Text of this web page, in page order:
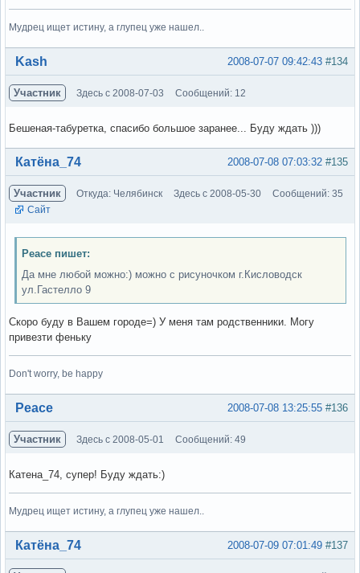
Мудрец ищет истину, а глупец уже нашел..
Вне форума #134
2008-07-07 09:42:43
Kash
Участник Здесь с 2008-07-03 Сообщений: 12
Бешеная-табуретка, спасибо большое заранее... Буду ждать )))
Вне форума #135
2008-07-08 07:03:32
Катёна_74
Участник Откуда: Челябинск Здесь с 2008-05-30
Сообщений: 35
Сайт
Peace пишет:
Да мне любой можно:) можно с рисуночком г.Кисловодск
ул.Гастелло 9
Скоро буду в Вашем городе=) У меня там родственники. Могу
привезти феньку
Don't worry, be happy
Вне форума #136
2008-07-08 13:25:55
Peace
Участник Здесь с 2008-05-01 Сообщений: 49
Катена_74, супер! Буду ждать:)
Мудрец ищет истину, а глупец уже нашел..
Вне форума #137
2008-07-09 07:01:49
Катёна_74